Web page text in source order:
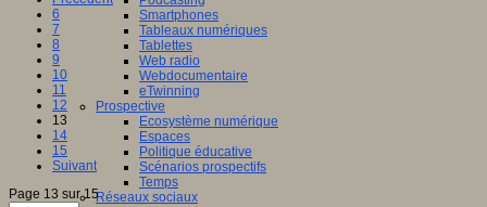
Smartphones
Tableaux numériques
Tablettes
Web radio
Webdocumentaire
eTwinning
Prospective
Ecosystème numérique
Espaces
Politique éducative
Scénarios prospectifs
Temps
Réseaux sociaux
6
7
8
9
10
11
12
13
14
15
Suivant
Page 13 sur 15